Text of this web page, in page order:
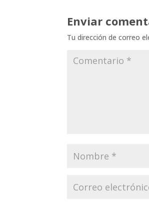
Enviar
Tu dirección de correo